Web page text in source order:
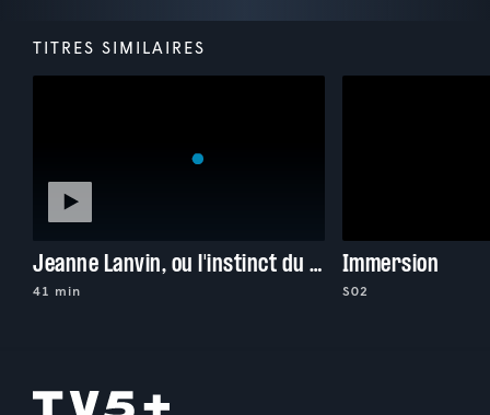
TITRES SIMILAIRES
Jeanne Lanvin, ou l'instinct du luxe
41 min
Immersion
S02